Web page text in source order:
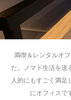
満喫＆レンタルオ
た。ノマド生活を送
人的にもすごく満足
にオフィスで